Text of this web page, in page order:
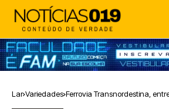
Lar Variedades Ferrovia Transnordestina,